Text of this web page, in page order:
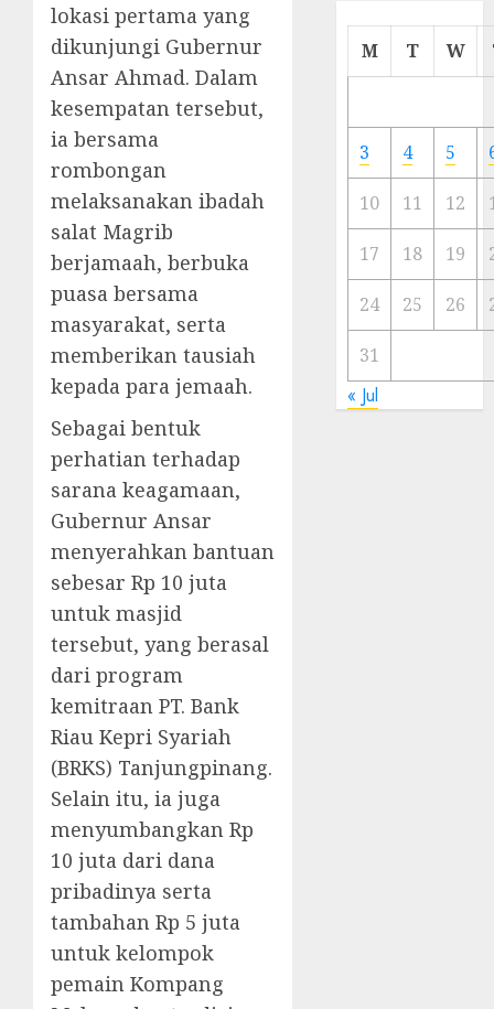
lokasi pertama yang
dikunjungi Gubernur
Ansar Ahmad. Dalam
kesempatan tersebut,
ia bersama
rombongan
melaksanakan ibadah
salat Magrib
berjamaah, berbuka
puasa bersama
masyarakat, serta
memberikan tausiah
kepada para jemaah.
Sebagai bentuk
perhatian terhadap
sarana keagamaan,
Gubernur Ansar
menyerahkan bantuan
sebesar Rp 10 juta
untuk masjid
tersebut, yang berasal
dari program
kemitraan PT. Bank
Riau Kepri Syariah
(BRKS) Tanjungpinang.
Selain itu, ia juga
menyumbangkan Rp
10 juta dari dana
pribadinya serta
tambahan Rp 5 juta
untuk kelompok
pemain Kompang
Cermin
Ibu
Kota
23/11/
M T W
3 4 5
10 11 12
17 18 19
24 25 26
31
« Jul